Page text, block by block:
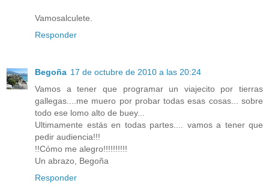
Vamosalculete.
Responder
Begoña 17 de octubre de 2010 a las 20:24
Vamos a tener que programar un viajecito por tierras
gallegas....me muero por probar todas esas cosas... sobre
todo ese lomo alto de buey...
Ultimamente estás en todas partes.... vamos a tener que
pedir audiencia!!!
!!Cómo me alegro!!!!!!!!!!
Un abrazo, Begoña
Responder